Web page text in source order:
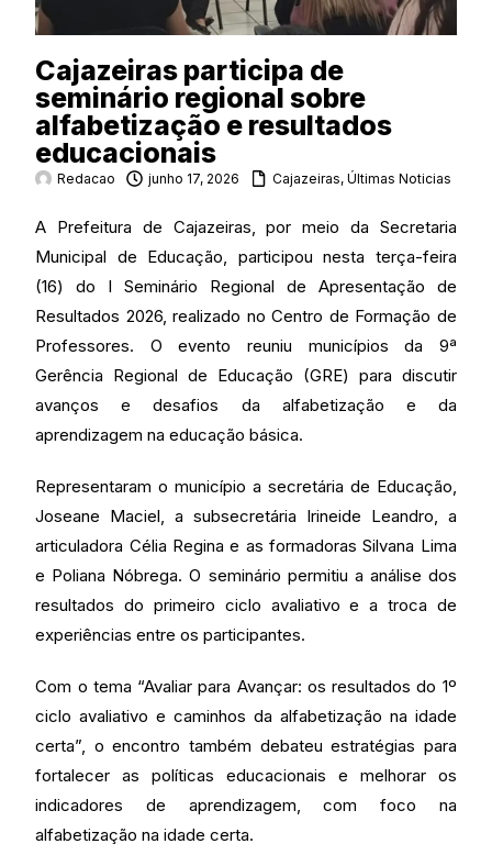
Cajazeiras participa de
seminário regional sobre
alfabetização e resultados
educacionais
Redacao junho 17, 2026 Cajazeiras,Últimas Noticias
A Prefeitura de Cajazeiras, por meio da Secretaria
Municipal de Educação, participou nesta terça-feira
(16) do I Seminário Regional de Apresentação de
Resultados 2026, realizado no Centro de Formação de
Professores. O evento reuniu municípios da 9ª
Gerência Regional de Educação (GRE) para discutir
avanços e desafios da alfabetização e da
aprendizagem na educação básica.
Representaram o município a secretária de Educação,
Joseane Maciel, a subsecretária Irineide Leandro, a
articuladora Célia Regina e as formadoras Silvana Lima
e Poliana Nóbrega. O seminário permitiu a análise dos
resultados do primeiro ciclo avaliativo e a troca de
experiências entre os participantes.
Com o tema “Avaliar para Avançar: os resultados do 1º
ciclo avaliativo e caminhos da alfabetização na idade
certa”, o encontro também debateu estratégias para
fortalecer as políticas educacionais e melhorar os
indicadores de aprendizagem, com foco na
alfabetização na idade certa.